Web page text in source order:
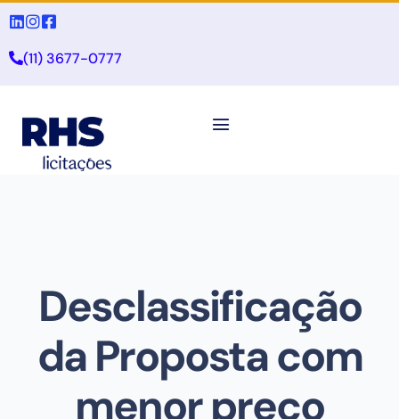
(11) 3677-0777
Desclassificação
da Proposta com
menor preço